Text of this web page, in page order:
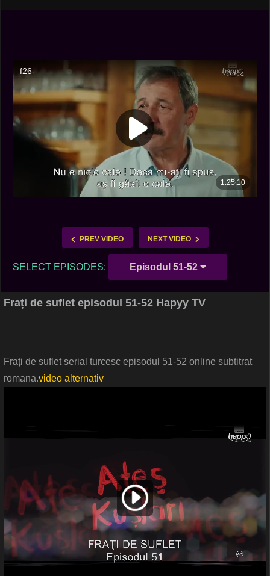
PREV VIDEO NEXT VIDEO
SELECT EPISODES: Episodul 51-52
Frați de suflet episodul 51-52 Hapyy TV
Frați de suflet serial turcesc episodul 51-52 online subtitrat
romana.video alternativ